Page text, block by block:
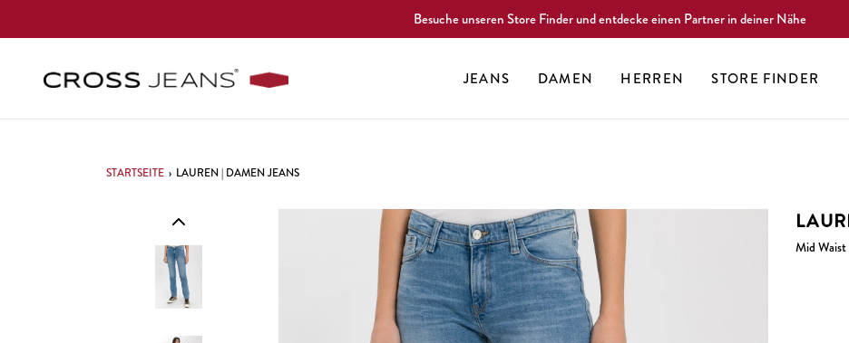
Besuche unseren Store Finder und entdecke einen Partner in deiner Nähe
JEANS DAMEN HERREN STORE FINDER
STARTSEITE › LAUREN | DAMEN JEANS
Mid Waist